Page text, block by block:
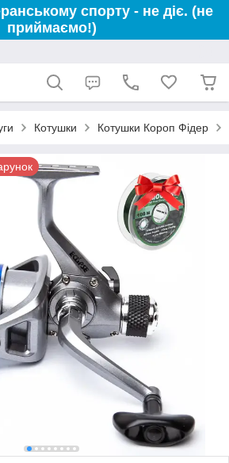
спорту - не діє. (не
приймаємо!)
Котушки Котушки Короп Фідер